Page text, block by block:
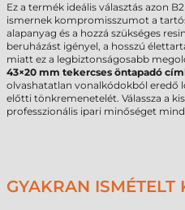
Ez a termék ideális választás azon
ismernek kompromisszumot a
alapanyag és a hozzá szükséges
beruházást igényel, a hosszú
miatt ez a legbiztonságosabb
43×20 mm tekercses öntapadó
olvashatatlan vonalkódokból eredő
előtti tönkremenetelét. Válassza a
professzionális ipari minőséget
GYAKRAN ISMÉTELT